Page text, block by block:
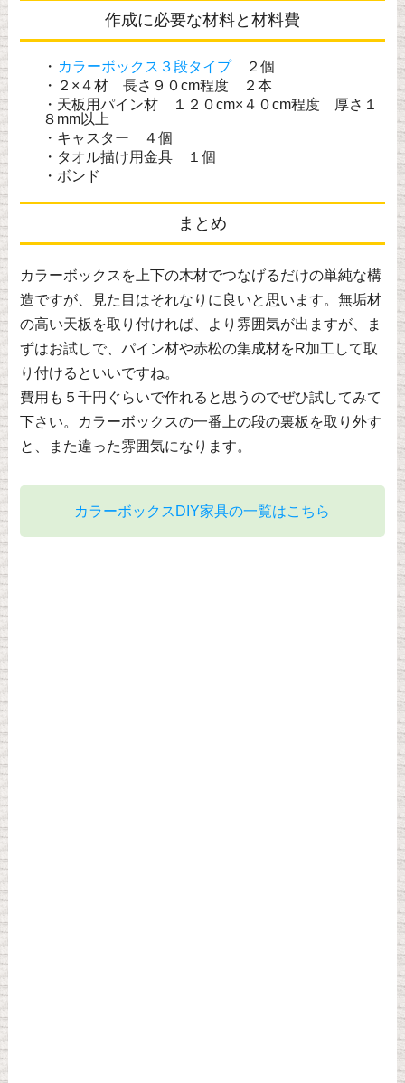
作成に必要な材料と材料費
・ カラーボックス３段タイプ２個
・２×４材 長さ９０cm程度 ２本
・天板用パイン材 １２０cm×４０cm程度 厚さ１
８mm以上
・キャスター ４個
・タオル描け用金具 １個
・ボンド
まとめ
カラーボックスを上下の木材でつなげるだけの単純な構
造ですが、見た目はそれなりに良いと思います。無垢材
の高い天板を取り付ければ、より雰囲気が出ますが、ま
ずはお試しで、パイン材や赤松の集成材をR加工して取
り付けるといいですね。
費用も５千円ぐらいで作れると思うのでぜひ試してみて
下さい。カラーボックスの一番上の段の裏板を取り外す
と、また違った雰囲気になります。
カラーボックスDIY家具の一覧はこちら